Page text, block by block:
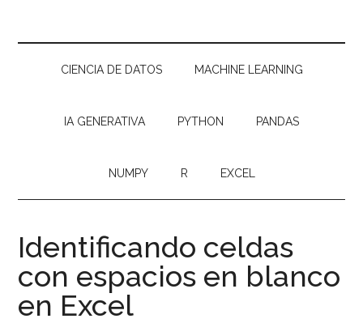
CIENCIA DE DATOS MACHINE LEARNING
IA GENERATIVA PYTHON PANDAS
NUMPY R EXCEL
Identificando celdas
con espacios en blanco
en Excel